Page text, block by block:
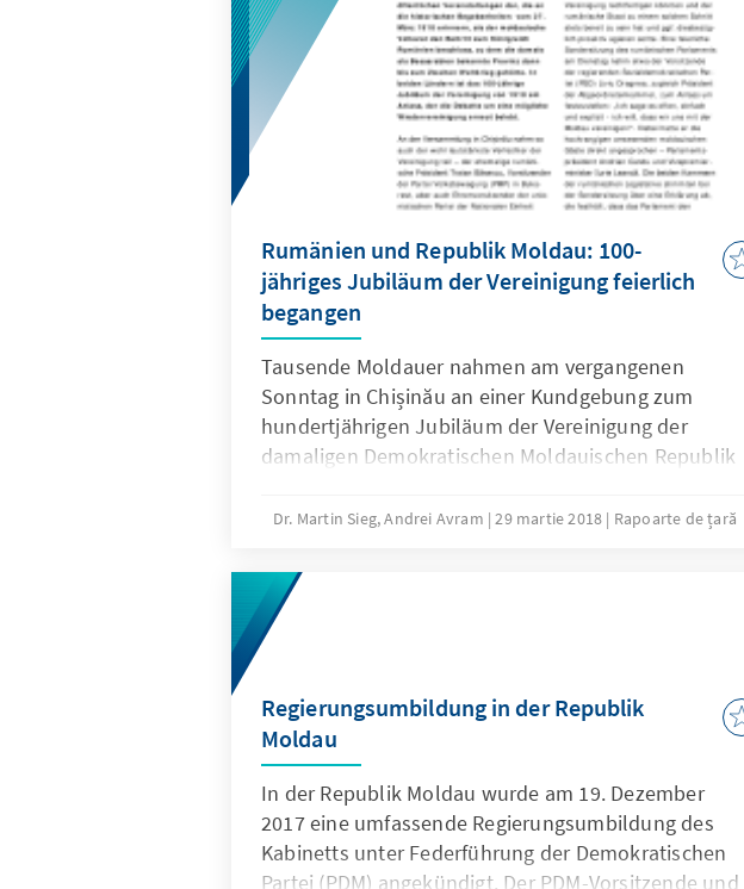
Rumänien und Republik Moldau: 100-
jähriges Jubiläum der Vereinigung feierlich
begangen
Tausende Moldauer nahmen am vergangenen
Sonntag in Chișinău an einer Kundgebung zum
hundertjährigen Jubiläum der Vereinigung der
damaligen Demokratischen Moldauischen Republik
Wiedervereinigung der beiden Länder aufrief.
Dr. Martin Sieg, Andrei Avram 29 martie 2018 Rapoarte de țară
Regierungsumbildung in der Republik
Moldau
In der Republik Moldau wurde am 19. Dezember
2017 eine umfassende Regierungsumbildung des
Kabinetts unter Federführung der Demokratischen
Partei (PDM) angekündigt. Der PDM-Vorsitzende und